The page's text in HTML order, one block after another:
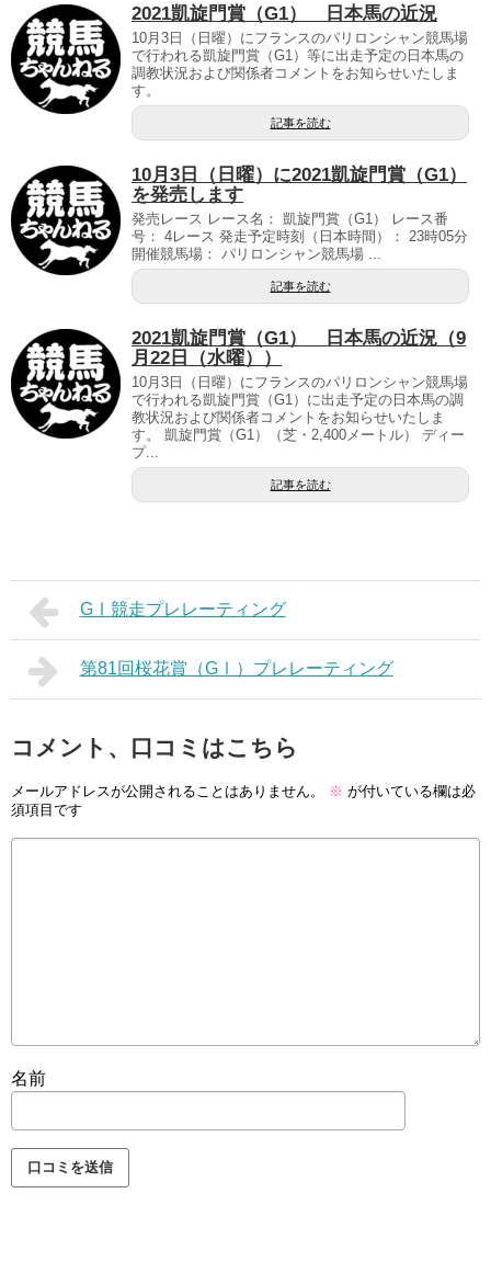
2021凱旋門賞（G1） 日本馬の近況
10月3日（日曜）にフランスのパリロンシャン競馬場
で行われる凱旋門賞（G1）等に出走予定の日本馬の
調教状況および関係者コメントをお知らせいたしま
す。
記事を読む
10月3日（日曜）に2021凱旋門賞（G1）
を発売します
発売レース レース名： 凱旋門賞（G1） レース番
号： 4レース 発走予定時刻（日本時間）： 23時05分
開催競馬場： パリロンシャン競馬場 ...
記事を読む
2021凱旋門賞（G1） 日本馬の近況（9
月22日（水曜））
10月3日（日曜）にフランスのパリロンシャン競馬場
で行われる凱旋門賞（G1）に出走予定の日本馬の調
教状況および関係者コメントをお知らせいたしま
す。 凱旋門賞（G1）（芝・2,400メートル） ディー
プ...
記事を読む
GⅠ競走プレレーティング
第81回桜花賞（GⅠ）プレレーティング
コメント、口コミはこちら
メールアドレスが公開されることはありません。 ※ が付いている欄は必
須項目です
名前